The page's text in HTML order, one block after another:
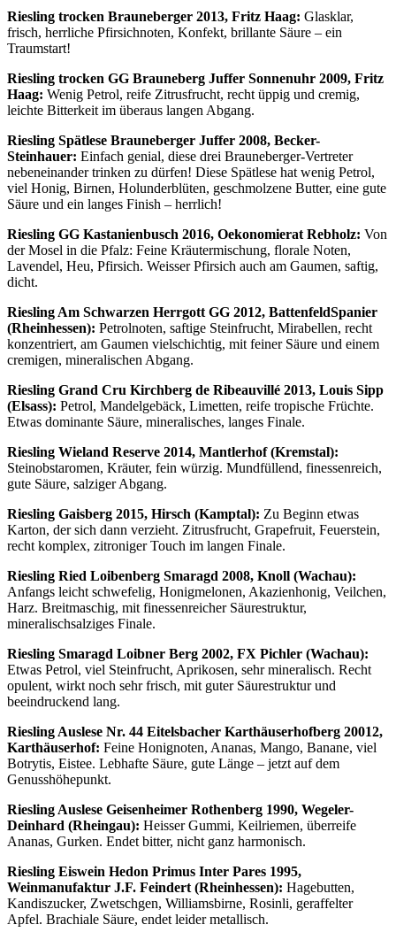
Riesling trocken Brauneberger 2013, Fritz Haag: Glasklar,
frisch, herrliche Pfirsichnoten, Konfekt, brillante Säure – ein
Traumstart!
Riesling trocken GG Brauneberg Juffer Sonnenuhr 2009, Fritz
Haag: Wenig Petrol, reife Zitrusfrucht, recht üppig und cremig,
leichte Bitterkeit im überaus langen Abgang.
Riesling Spätlese Brauneberger Juffer 2008, Becker-
Steinhauer: Einfach genial, diese drei Brauneberger-Vertreter
nebeneinander trinken zu dürfen! Diese Spätlese hat wenig Petrol,
viel Honig, Birnen, Holunderblüten, geschmolzene Butter, eine gute
Säure und ein langes Finish – herrlich!
Riesling GG Kastanienbusch 2016, Oekonomierat Rebholz: Von
der Mosel in die Pfalz: Feine Kräutermischung, florale Noten,
Lavendel, Heu, Pfirsich. Weisser Pfirsich auch am Gaumen, saftig,
dicht.
Riesling Am Schwarzen Herrgott GG 2012, BattenfeldSpanier
(Rheinhessen): Petrolnoten, saftige Steinfrucht, Mirabellen, recht
konzentriert, am Gaumen vielschichtig, mit feiner Säure und einem
cremigen, mineralischen Abgang.
Riesling Grand Cru Kirchberg de Ribeauvillé 2013, Louis Sipp
(Elsass): Petrol, Mandelgebäck, Limetten, reife tropische Früchte.
Etwas dominante Säure, mineralisches, langes Finale.
Riesling Wieland Reserve 2014, Mantlerhof (Kremstal):
Steinobstaromen, Kräuter, fein würzig. Mundfüllend, finessenreich,
gute Säure, salziger Abgang.
Riesling Gaisberg 2015, Hirsch (Kamptal): Zu Beginn etwas
Karton, der sich dann verzieht. Zitrusfrucht, Grapefruit, Feuerstein,
recht komplex, zitroniger Touch im langen Finale.
Riesling Ried Loibenberg Smaragd 2008, Knoll (Wachau):
Anfangs leicht schwefelig, Honigmelonen, Akazienhonig, Veilchen,
Harz. Breitmaschig, mit finessenreicher Säurestruktur,
mineralischsalziges Finale.
Riesling Smaragd Loibner Berg 2002, FX Pichler (Wachau):
Etwas Petrol, viel Steinfrucht, Aprikosen, sehr mineralisch. Recht
opulent, wirkt noch sehr frisch, mit guter Säurestruktur und
beeindruckend lang.
Riesling Auslese Nr. 44 Eitelsbacher Karthäuserhofberg 20012,
Karthäuserhof: Feine Honignoten, Ananas, Mango, Banane, viel
Botrytis, Eistee. Lebhafte Säure, gute Länge – jetzt auf dem
Genusshöhepunkt.
Riesling Auslese Geisenheimer Rothenberg 1990, Wegeler-
Deinhard (Rheingau): Heisser Gummi, Keilriemen, überreife
Ananas, Gurken. Endet bitter, nicht ganz harmonisch.
Riesling Eiswein Hedon Primus Inter Pares 1995,
Weinmanufaktur J.F. Feindert (Rheinhessen): Hagebutten,
Kandiszucker, Zwetschgen, Williamsbirne, Rosinli, geraffelter
Apfel. Brachiale Säure, endet leider metallisch.